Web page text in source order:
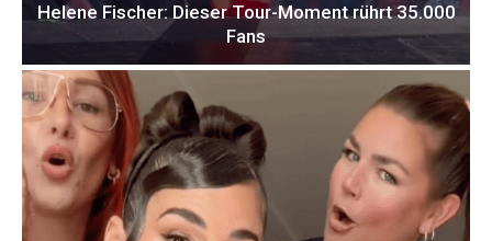
Helene Fischer: Dieser Tour-Moment rührt 35.000
Fans